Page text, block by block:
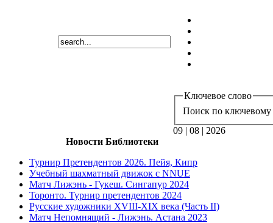
Ключевое слово
Поиск по ключевому
09 | 08 | 2026
Новости Библиотеки
Турнир Претендентов 2026. Пейя, Кипр
Учебный шахматный движок с NNUE
Матч Лижэнь - Гукеш. Сингапур 2024
Торонто. Турнир претендентов 2024
Русские художники XVIII-XIX века (Часть II)
Матч Непомнящий - Лижэнь. Астана 2023